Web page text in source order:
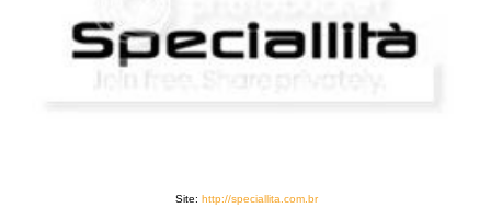
Site: http://speciallita.com.br